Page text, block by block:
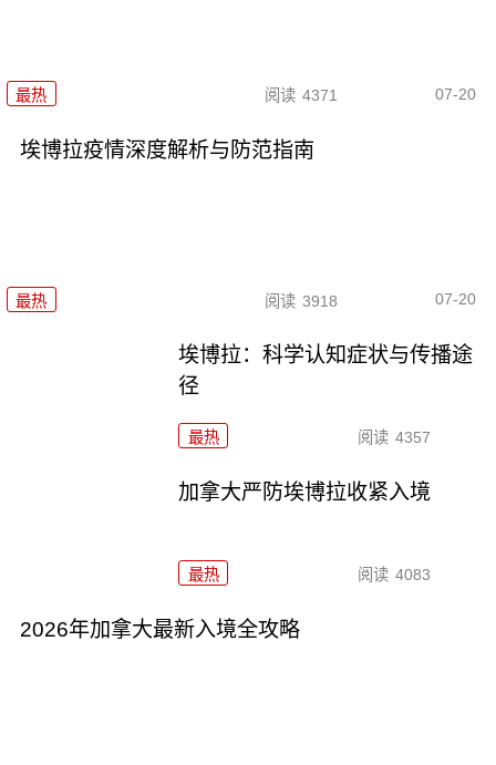
最热 阅读 4371 07-20
埃博拉疫情深度解析与防范指南
最热 阅读 3918 07-20
埃博拉：科学认知症状与传播途
径
最热 阅读 4357
加拿大严防埃博拉收紧入境
最热 阅读 4083
2026年加拿大最新入境全攻略